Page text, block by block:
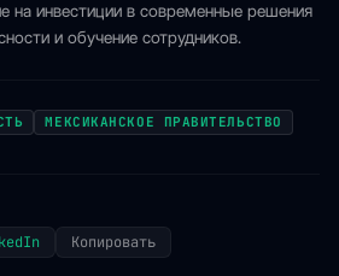
на инвестиции в современные решения
и обучение сотрудников.
МЕКСИКАНСКОЕ ПРАВИТЕЛЬСТВО
Копировать